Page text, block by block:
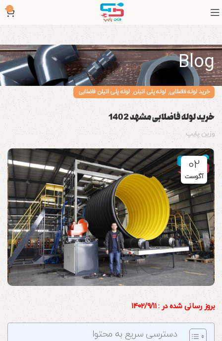
0
Blog
خرید لوله فاضلابی,لوله پلی اتیلن,لوله پلی اتیلن فاضلابی
خرید لوله فاضلابی مشهد 1402
وزین پایپ
02
آگوست
بروز رسانی شده در : ۱۴۰۲/۹/۱۱
دسترسی سریع به محتوا